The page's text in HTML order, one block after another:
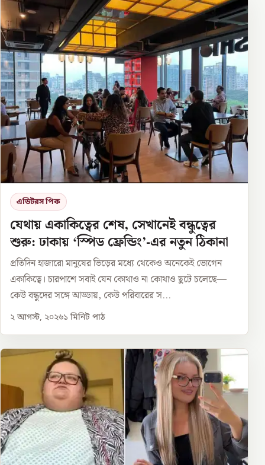
এডিটরস পিক
যেথায় একাকিত্বের শেষ, সেখানেই বন্ধুত্বের
শুরু: ঢাকায় ‘স্পিড ফ্রেন্ডিং’-এর নতুন ঠিকানা
প্রতিদিন হাজারো মানুষের ভিড়ের মধ্যে থেকেও অনেকেই ভোগেন
একাকিত্বে। চারপাশে সবাই যেন কোথাও না কোথাও ছুটে চলেছে—
কেউ বন্ধুদের সঙ্গে আড্ডায়, কেউ পরিবারের স...
২ আগস্ট, ২০২৬১ মিনিট পাঠ